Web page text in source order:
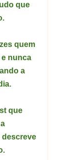
que
quem
nunca
a
que
descreve